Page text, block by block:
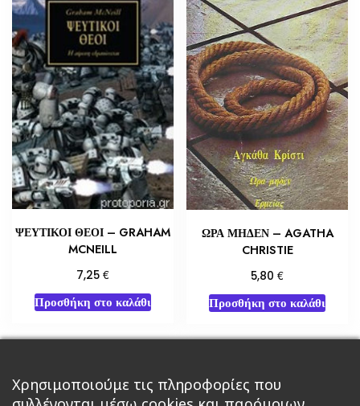
ΨΕΥΤΙΚΟΙ ΘΕΟΙ – GRAHAM
MCNEILL
7,25 €
Προσθήκη στο καλάθι
ΩΡΑ ΜΗΔΕΝ – AGATHA
CHRISTIE
5,80€
Προσθήκη στο καλάθι
← 1 2 … 142 143
Χρησιμοποιούμε τις πληροφορίες που